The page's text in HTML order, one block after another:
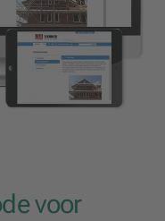
voor